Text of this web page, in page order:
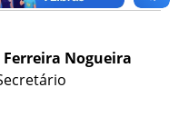
Nogueira